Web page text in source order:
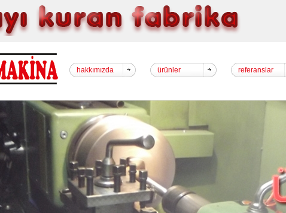
hakkımızda ürünler referanslar